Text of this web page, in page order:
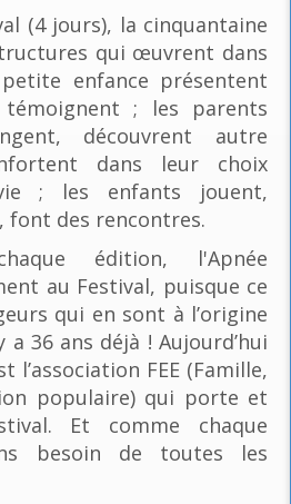
(4 jours), la cinquantaine
qui œuvrent dans
enfance présentent
; les parents
découvrent autre
dans leur choix
; les enfants jouent,
font des rencontres.
édition, l'Apnée
au Festival, puisque ce
qui en sont à l’origine
36 ans déjà ! Aujourd’hui
l’association FEE (Famille,
populaire) qui porte et
Et comme chaque
besoin de toutes les